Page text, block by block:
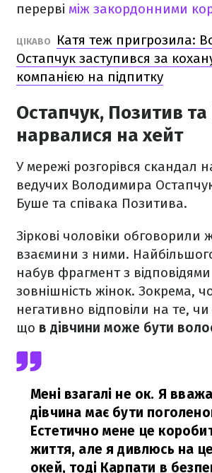
перерві між закордонними
ЦІКАВО
Катя теж пригрозила:
Остапчук заступився за
компанією на підпитку
Остапчук, Позитив
нарвалися на хейт
У мережі розгорівся скандал
ведучих Володимира
Буше та співака Позитива.
Зіркові чоловіки обговорили
взаємини з ними.
набув фрагмент з
зовнішність жінок. Зокрема,
негативно відповіли на те,
що в дівчини може бути
Мені взагалі не ок. Я
дівчина має бути
Естетично мене це
життя, але я дивлюсь на
окей, тоді Карпати в